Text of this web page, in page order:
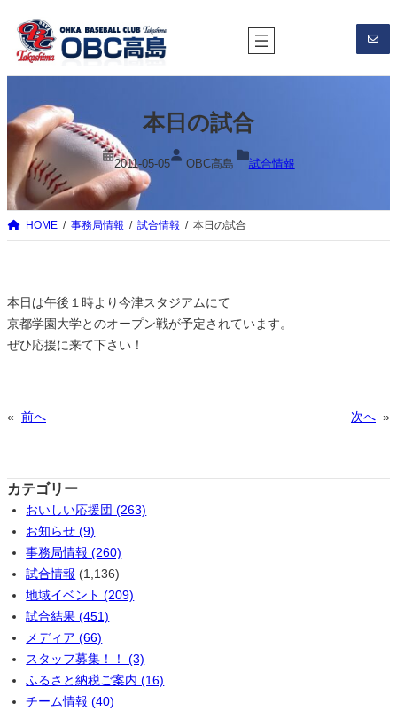
を
ス
ッ
本日の試合
2011-05-05 OBC高島 試合情報
HOME 事務局情報 試合情報 本日の試合
本日は午後１時より今津スタジアムにて
京都学園大学とのオープン戦が予定されています。
ぜひ応援に来て下さい！
« 前へ 次へ »
カテゴリー
おいしい応援団 (263)
お知らせ (9)
事務局情報 (260)
試合情報 (1,136)
地域イベント (209)
試合結果 (451)
メディア (66)
スタッフ募集！！ (3)
ふるさと納税ご案内 (16)
チーム情報 (40)